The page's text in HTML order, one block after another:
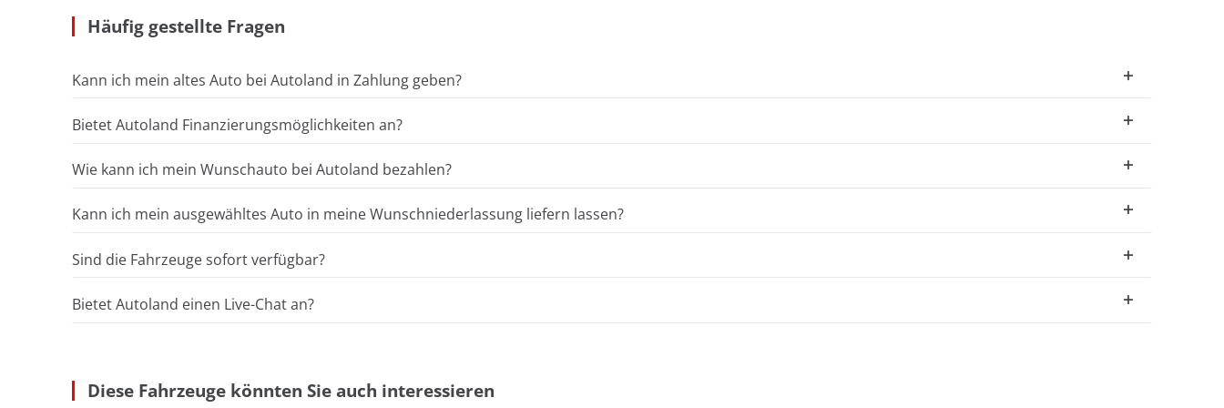
Häufig gestellte Fragen
Kann ich mein altes Auto bei Autoland in Zahlung geben?
Bietet Autoland Finanzierungsmöglichkeiten an?
Wie kann ich mein Wunschauto bei Autoland bezahlen?
Kann ich mein ausgewähltes Auto in meine Wunschniederlassung liefern lassen?
Sind die Fahrzeuge sofort verfügbar?
Bietet Autoland einen Live-Chat an?
Diese Fahrzeuge könnten Sie auch interessieren